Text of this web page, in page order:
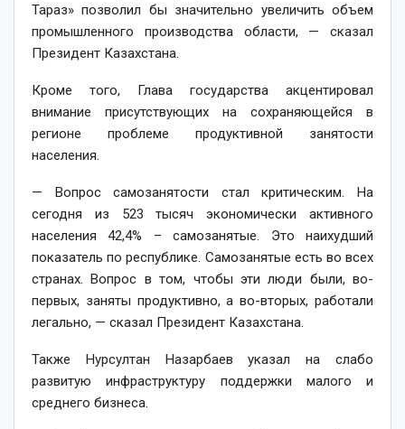
Тараз» позволил бы значительно увеличить объем
промышленного производства области, — сказал
Президент Казахстана.
Кроме того, Глава государства акцентировал
внимание присутствующих на сохраняющейся в
регионе проблеме продуктивной занятости
населения.
— Вопрос самозанятости стал критическим. На
сегодня из 523 тысяч экономически активного
населения 42,4% – самозанятые. Это наихудший
показатель по республике. Самозанятые есть во всех
странах. Вопрос в том, чтобы эти люди были, во-
первых, заняты продуктивно, а во-вторых, работали
легально, — сказал Президент Казахстана.
Также Нурсултан Назарбаев указал на слабо
развитую инфраструктуру поддержки малого и
среднего бизнеса.